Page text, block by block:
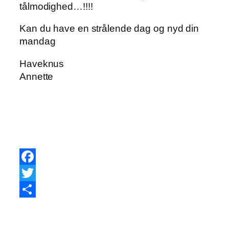
tålmodighed…!!!!
Kan du have en strålende dag og nyd din
mandag
Haveknus
Annette
Facebook
Twitter